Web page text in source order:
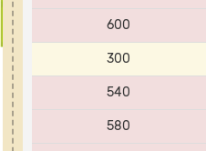
600
300
540
580